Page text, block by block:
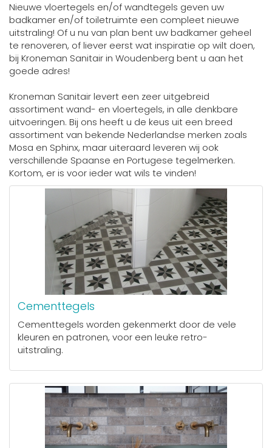
Nieuwe vloertegels en/of wandtegels geven uw
badkamer en/of toiletruimte een compleet nieuwe
uitstraling! Of u nu van plan bent uw badkamer geheel
te renoveren, of liever eerst wat inspiratie op wilt doen,
bij Kroneman Sanitair in Woudenberg bent u aan het
goede adres!
Kroneman Sanitair levert een zeer uitgebreid
assortiment wand- en vloertegels, in alle denkbare
uitvoeringen. Bij ons heeft u de keus uit een breed
assortiment van bekende Nederlandse merken zoals
Mosa en Sphinx, maar uiteraard leveren wij ook
verschillende Spaanse en Portugese tegelmerken.
Kortom, er is voor ieder wat wils te vinden!
Cementtegels
Cementtegels worden gekenmerkt door de vele
kleuren en patronen, voor een leuke retro-
uitstraling.